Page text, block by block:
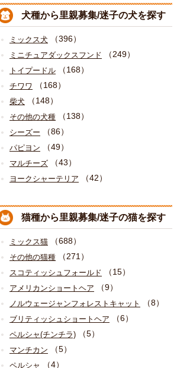
犬種から里親募集/迷子の犬を探す
ミックス犬 （396）
ミニチュアダックスフンド （249）
トイプードル （168）
チワワ （168）
柴犬 （148）
その他の犬種 （138）
シーズー （86）
パピヨン （49）
マルチーズ （43）
ヨークシャーテリア （42）
猫種から里親募集/迷子の猫を探す
ミックス猫 （688）
その他の猫種 （271）
スコティッシュフォールド （15）
アメリカンショートヘア （9）
ノルウェージャンフォレストキャット （8）
ブリティッシュショートヘア （6）
ペルシャ(チンチラ) （5）
マンチカン （5）
ペルシャ （4）